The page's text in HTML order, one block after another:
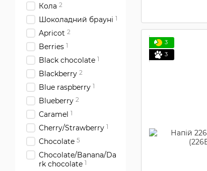
3
3
Кола 2
Шоколадний брауні 1
Apricot 2
Berries 1
Black chocolate 1
Blackberry 2
Blue raspberry 1
Blueberry 2
Caramel 1
Cherry/Strawberry 1
Chocolate 5
Chocolate/Banana/Da
rk chocolate 1